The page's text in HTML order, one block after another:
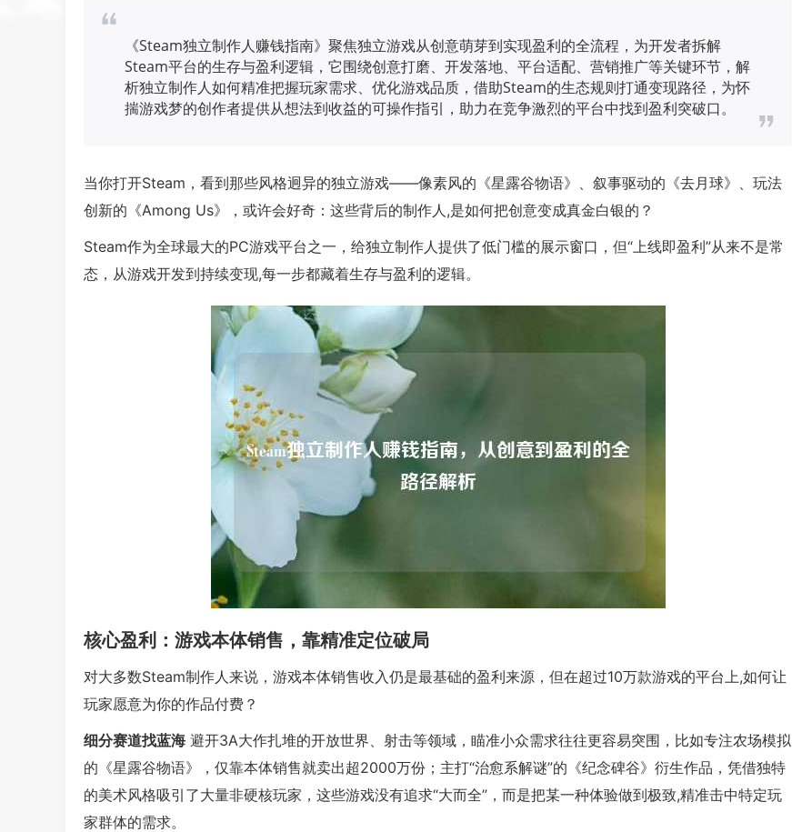
《Steam独立制作人赚钱指南》聚焦独立游戏从创意萌芽到实现盈利的全流程，为开发者拆解
Steam平台的生存与盈利逻辑，它围绕创意打磨、开发落地、平台适配、营销推广等关键环节，解
析独立制作人如何精准把握玩家需求、优化游戏品质，借助Steam的生态规则打通变现路径，为怀
揣游戏梦的创作者提供从想法到收益的可操作指引，助力在竞争激烈的平台中找到盈利突破口。
当你打开Steam，看到那些风格迥异的独立游戏——像素风的《星露谷物语》、叙事驱动的《去月球》、玩法
创新的《Among Us》，或许会好奇：这些背后的制作人,是如何把创意变成真金白银的？
Steam作为全球最大的PC游戏平台之一，给独立制作人提供了低门槛的展示窗口，但“上线即盈利”从来不是常
态，从游戏开发到持续变现,每一步都藏着生存与盈利的逻辑。
核心盈利：游戏本体销售，靠精准定位破局
对大多数Steam制作人来说，游戏本体销售收入仍是最基础的盈利来源，但在超过10万款游戏的平台上,如何让
玩家愿意为你的作品付费？
细分赛道找蓝海 避开3A大作扎堆的开放世界、射击等领域，瞄准小众需求往往更容易突围，比如专注农场模拟
的《星露谷物语》，仅靠本体销售就卖出超2000万份；主打“治愈系解谜”的《纪念碑谷》衍生作品，凭借独特
的美术风格吸引了大量非硬核玩家，这些游戏没有追求“大而全”，而是把某一种体验做到极致,精准击中特定玩
家群体的需求。